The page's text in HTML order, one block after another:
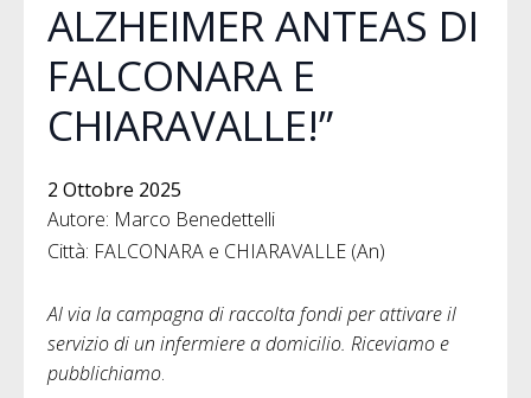
ALZHEIMER ANTEAS DI
FALCONARA E
CHIARAVALLE!”
2 Ottobre 2025
Autore: Marco Benedettelli
Città: FALCONARA e CHIARAVALLE (An)
Al via la campagna di raccolta fondi per attivare il
servizio di un infermiere a domicilio. Riceviamo e
pubblichiamo.